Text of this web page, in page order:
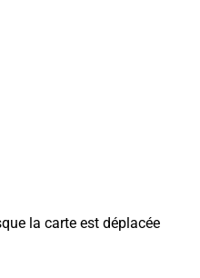
la carte est déplacée